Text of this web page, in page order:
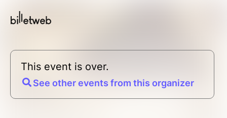
This event is over.
See other events from this organizer